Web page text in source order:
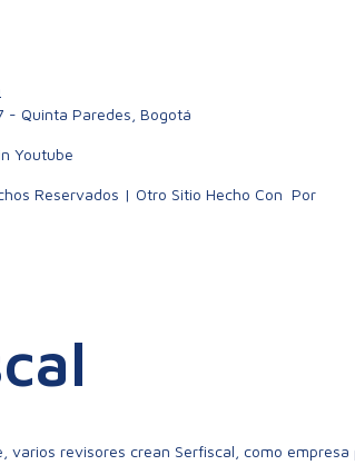
- Quinta Paredes, Bogotá
Youtube
Reservados | Otro Sitio Hecho Con Por
varios revisores crean Serfiscal, como